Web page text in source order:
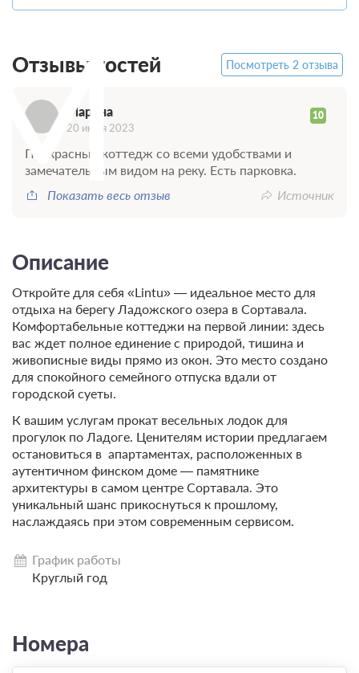
Отзывы гостей Посмотреть 2 отзыва
Марина 10
20 июля 2023
Прекрасный коттедж со всеми удобствами и
замечательным видом на реку. Есть парковка.
Показать весь отзыв
Источник
Описание
Откройте для себя «Lintu» — идеальное место для
отдыха на берегу Ладожского озера в Сортавала.
Комфортабельные коттеджи на первой линии: здесь
вас ждет полное единение с природой, тишина и
живописные виды прямо из окон. Это место создано
для спокойного семейного отпуска вдали от
городской суеты.
К вашим услугам прокат весельных лодок для
прогулок по Ладоге. Ценителям истории предлагаем
остановиться в апартаментах, расположенных в
аутентичном финском доме — памятнике
архитектуры в самом центре Сортавала. Это
уникальный шанс прикоснуться к прошлому,
наслаждаясь при этом современным сервисом.
График работы
Круглый год
Номера